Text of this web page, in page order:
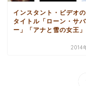
インスタント・ビデオ
タイトル「ローン・サ
ー」「アナと雪の女王
2014